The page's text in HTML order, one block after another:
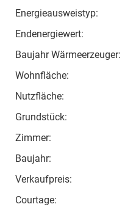
Energieausweistyp:
Endenergiewert:
Baujahr Wärmeerzeuger:
Wohnfläche:
Nutzfläche:
Grundstück:
Zimmer:
Baujahr:
Verkaufpreis:
Courtage: